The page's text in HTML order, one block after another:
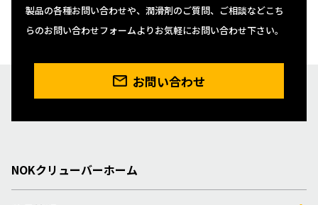
製品の各種お問い合わせや、潤滑剤のご質問、ご相談などこち
らのお問い合わせフォームよりお気軽にお問い合わせ下さい。
お問い合わせ
NOKクリューバーホーム